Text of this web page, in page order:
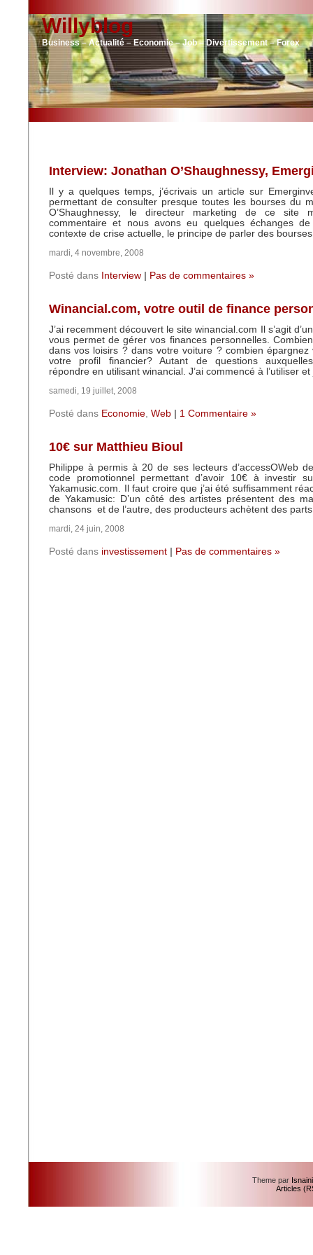
Willyblog
Business – Actualité – Economie – Job – Divertissement – Forex
Interview: Jonathan O’Shaughnessy,
Il y a quelques temps, j’écrivais un article sur
permettant de consulter presque toutes les bourses du
O’Shaughnessy, le directeur marketing de ce site
commentaire et nous avons eu quelques échanges
contexte de crise actuelle, le principe de parler des
mardi, 4 novembre, 2008
Posté dans Interview Pas de commentaires »
Winancial.com, votre outil de finance
J’ai recemment découvert le site winancial.com Il s’agit
vous permet de gérer vos finances personnelles.
dans vos loisirs ? dans votre voiture ? combien épargnez
votre profil financier? Autant de questions
répondre en utilisant winancial. J’ai commencé à l’utiliser
samedi, 19 juillet, 2008
Posté dans Economie, Web 1 Commentaire »
10€ sur Matthieu Bioul
Philippe à permis à 20 de ses lecteurs d’accessOWeb
code promotionnel permettant d’avoir 10€ à investir
Yakamusic.com. Il faut croire que j’ai été suffisamment
de Yakamusic: D’un côté des artistes présentent des
chansons et de l’autre, des producteurs achètent des
mardi, 24 juin, 2008
Posté dans investissement Pas de commentaires »
Theme par
Articles